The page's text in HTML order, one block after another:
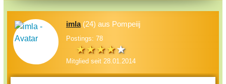
imla(24) aus Pompeiij
Postings: 78
Mitglied seit 28.01.2014